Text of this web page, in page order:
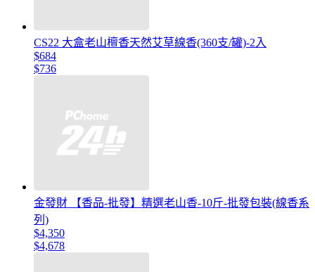
CS22 大盒老山檀香天然艾草線香(360支/罐)-2入
$684
$736
金發財 【香品-批發】精選老山香-10斤-批發包裝(線香系
列)
$4,350
$4,678